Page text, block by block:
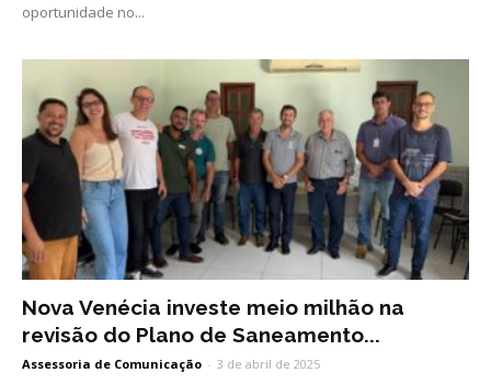
oportunidade no...
Nova Venécia investe meio milhão na
revisão do Plano de Saneamento...
Assessoria de Comunicação - 3 de abril de 2025